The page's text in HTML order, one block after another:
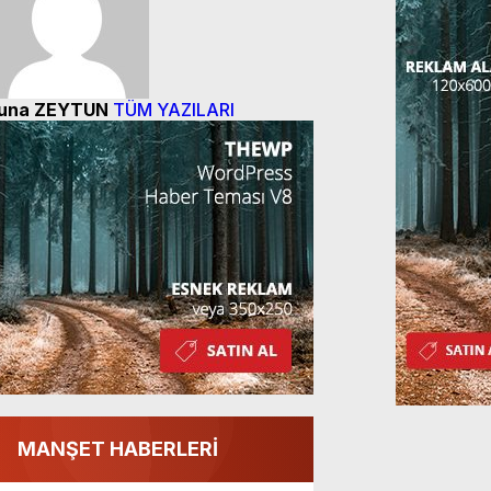
ZEYTUN TÜM YAZILARI
MANŞET HABERLERİ